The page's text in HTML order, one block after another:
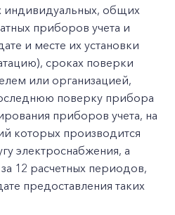
общих
приборов учета и
и месте их установки
сроках поверки
или организацией,
поверку прибора
приборов учета, на
которых производится
электроснабжения, а
12 расчетных периодов,
предоставления таких